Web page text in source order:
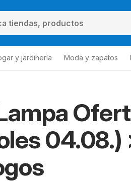
y jardinería Moda y zapatos
04.08.)